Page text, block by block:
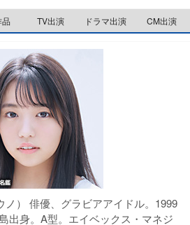
TV出演 ドラマ出演 CM出演
ノ） 俳優、グラビアアイドル。1999
出身。A型。エイベックス・マネジ